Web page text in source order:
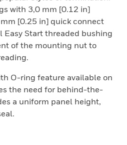
with 3,0 mm [0.12 in]
[0.25 in] quick connect
Easy Start threaded bushing
of the mounting nut to
O-ring feature available on
the need for behind-the-
a uniform panel height,